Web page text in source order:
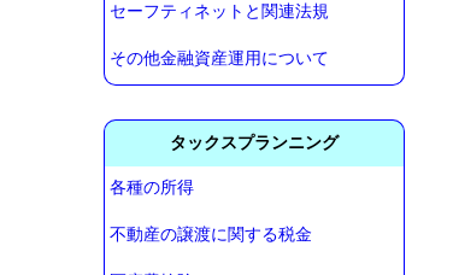
セーフティネットと関連法規
その他金融資産運用について
タックスプランニング
各種の所得
不動産の譲渡に関する税金